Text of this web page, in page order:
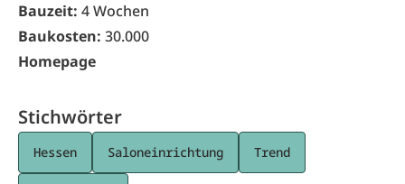
Bauzeit: 4 Wochen
Baukosten: 30.000
Homepage
Stichwörter
Hessen Saloneinrichtung Trend